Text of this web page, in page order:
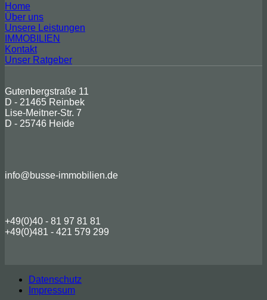
Home
Über uns
Unsere Leistungen
IMMOBILIEN
Kontakt
Unser Ratgeber
Gutenbergstraße 11
D - 21465 Reinbek
Lise-Meitner-Str. 7
D - 25746 Heide
info@busse-immobilien.de
+49(0)40 - 81 97 81 81
+49(0)481 - 421 579 299
Datenschutz
Impressum